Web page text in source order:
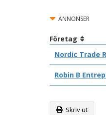
ANNONSER
Företag
Nordic Trade
Robin B
Skriv ut